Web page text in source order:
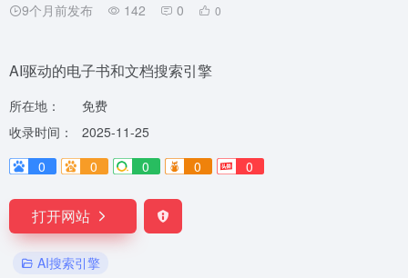
9个月前发布 142 0 0
AI驱动的电子书和文档搜索引擎
所在地：
免费
收录时间：
2025-11-25
0
0 0 0 0
打开网站
AI搜索引擎